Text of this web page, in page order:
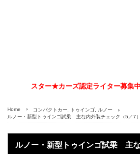
スター★カーズ認定ライター募集中
Home コンパクトカー トゥインゴ
ルノー
ルノー・新型トゥインゴ試乗 主な内外装チェック（5／7）
ルノー・新型トゥインゴ試乗 主